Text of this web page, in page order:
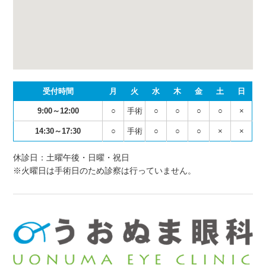
受付時間 月 火 水 木 金 土 日
9:00～12:00 ○ 手術 ○ ○ ○ ○ ×
14:30～17:30 ○ 手術 ○ ○ ○ × ×
休診日：土曜午後・日曜・祝日
※火曜日は手術日のため診察は行っていません。